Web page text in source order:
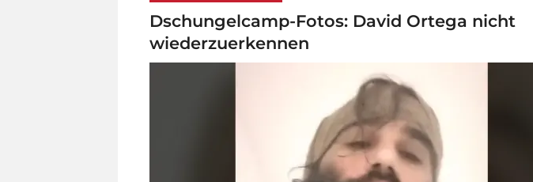
Dschungelcamp-Fotos: David Ortega nicht
wiederzuerkennen